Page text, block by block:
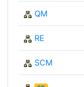
QM
RE
SCM